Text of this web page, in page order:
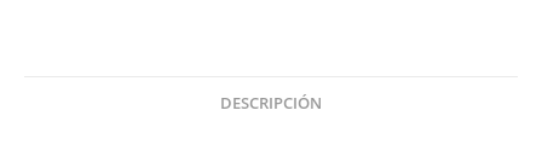
DESCRIPCIÓN